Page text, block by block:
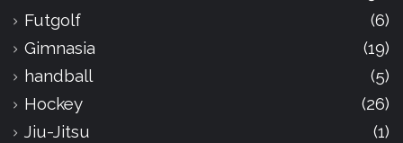
Futgolf
(6)
Gimnasia
(19)
handball
(5)
Hockey
(26)
Jiu-Jitsu
(1)